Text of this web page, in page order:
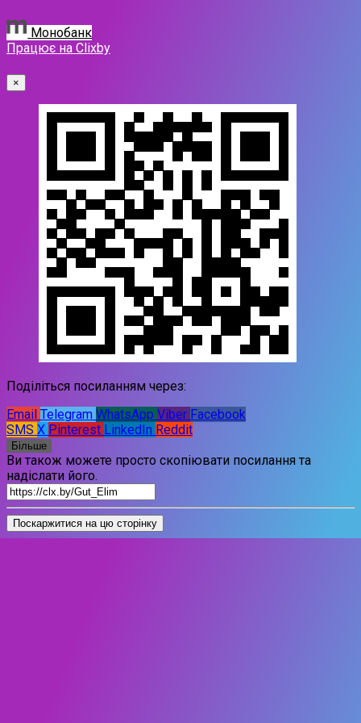
Монобанк
Працює на Clixby
×
Поділіться посиланням через:
Email Telegram WhatsApp Viber Facebook
SMS X Pinterest LinkedIn Reddit
Більше
Ви також можете просто скопіювати посилання та
надіслати його.
Поскаржитися на цю сторінку